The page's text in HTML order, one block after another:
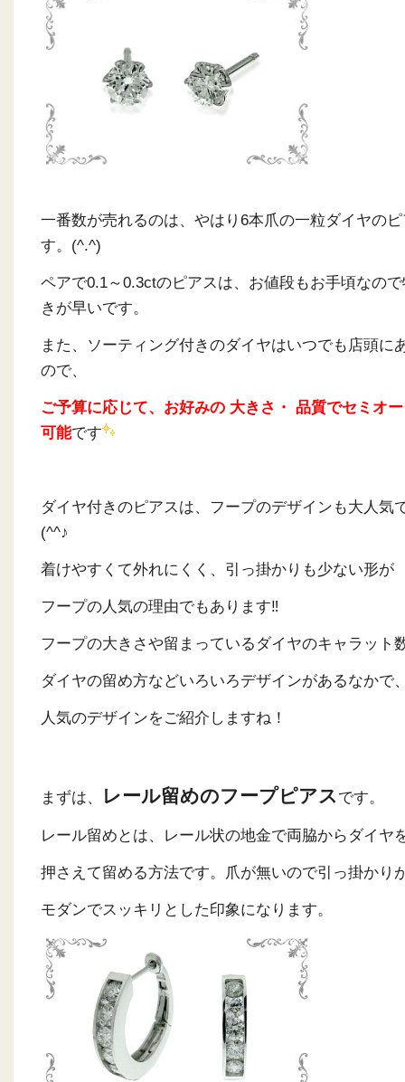
一番数が売れるのは、やはり6本爪の一粒ダイヤの
す。(^.^)
ペアで0.1～0.3ctのピアスは、お値段もお手頃なの
きが早いです。
また、ソーティング付きのダイヤはいつでも店頭に
ので、
ご予算に応じて、 お好みの 大きさ・ 品質でセミオ
可能です
ダイヤ付きのピアスは、フープのデザインも大人気
(^^♪
着けやすくて外れにくく、引っ掛かりも少ない形が
フープの人気の理由でもあります‼
フープの大きさや留まっているダイヤのキャラット
ダイヤの留め方などいろいろデザインがあるなかで
人気のデザインをご紹介しますね！
まずは、 レール留めのフープピアス です。
レール留めとは、レール状の地金で両脇からダイヤ
押さえて留める方法です。爪が無いので引っ掛かり
モダンでスッキリとした印象になります。